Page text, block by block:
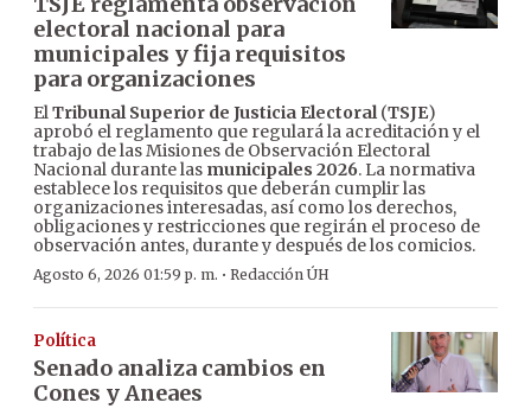
electoral nacional para
municipales y fija requisitos
para organizaciones
ElTribunal Superior de Justicia Electoral(TSJE)
aprobó el reglamento que regulará la acreditación y el
trabajo de las Misiones de Observación Electoral
Nacional durante las municipales 2026. La normativa
establece los requisitos que deberán cumplir las
organizaciones interesadas, así como los derechos,
obligaciones y restricciones que regirán el proceso de
observación antes, durante y después de los comicios.
Agosto 6, 2026 01:59 p. m. · Redacción ÚH
Política
Senado analiza cambios en
Cones y Aneaes